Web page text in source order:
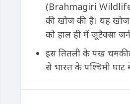
(Brahmagiri Wildlife
की खोज की है। यह खोज
को हाल ही में जूटैक्सा
इस तितली के पंख
से भारत के पश्चिमी घाट